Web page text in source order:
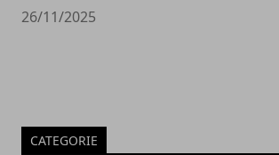
26/11/2025
CATEGORIE